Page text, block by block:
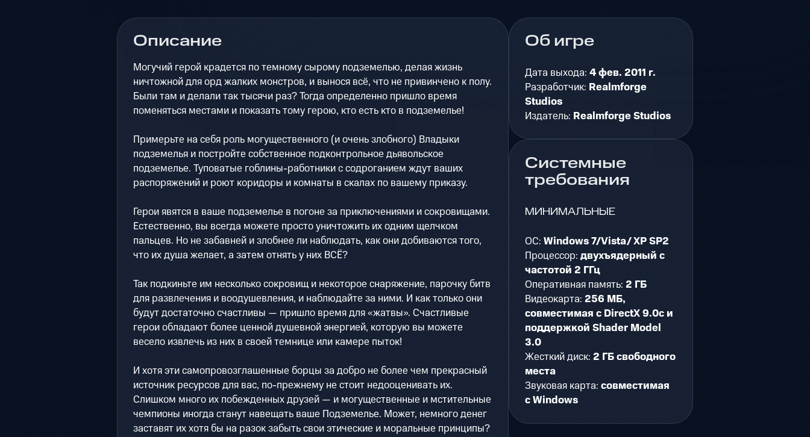
Описание
Могучий герой крадется по темному сырому подземелью, делая жизнь
ничтожной для орд жалких монстров, и вынося всё, что не привинчено к полу.
Были там и делали так тысячи раз? Тогда определенно пришло время
поменяться местами и показать тому герою, кто есть кто в подземелье!
Примерьте на себя роль могущественного (и очень злобного) Владыки
подземелья и постройте собственное подконтрольное дьявольское
подземелье. Туповатые гоблины-работники с содроганием ждут ваших
распоряжений и роют коридоры и комнаты в скалах по вашему приказу.
Герои явятся в ваше подземелье в погоне за приключениями и сокровищами.
Естественно, вы всегда можете просто уничтожить их одним щелчком
пальцев. Но не забавней и злобнее ли наблюдать, как они добиваются того,
что их душа желает, а затем отнять у них ВСЁ?
Так подкиньте им несколько сокровищ и некоторое снаряжение, парочку битв
для развлечения и воодушевления, и наблюдайте за ними. И как только они
будут достаточно счастливы — пришло время для «жатвы». Счастливые
герои обладают более ценной душевной энергией, которую вы можете
весело извлечь из них в своей темнице или камере пыток!
И хотя эти самопровозглашенные борцы за добро не более чем прекрасный
источник ресурсов для вас, по-прежнему не стоит недооценивать их.
Слишком много их побежденных друзей — и могущественные и мстительные
чемпионы иногда станут навещать ваше Подземелье. Может, немного денег
заставят их хотя бы на разок забыть свои этические и моральные принципы?
Об игре
Дата выхода: 4 фев. 2011 г.
Разработчик: Realmforge
Studios
Издатель: Realmforge Studios
Системные
требования
МИНИМАЛЬНЫЕ
ОС: Windows 7/Vista/ XP SP2
Процессор: двухъядерный с
частотой 2 ГГц
Оперативная память: 2 ГБ
Видеокарта: 256 МБ,
совместимая с DirectX 9.0c и
поддержкой Shader Model
3.0
Жесткий диск: 2 ГБ свободного
места
Звуковая карта: совместимая
с Windows